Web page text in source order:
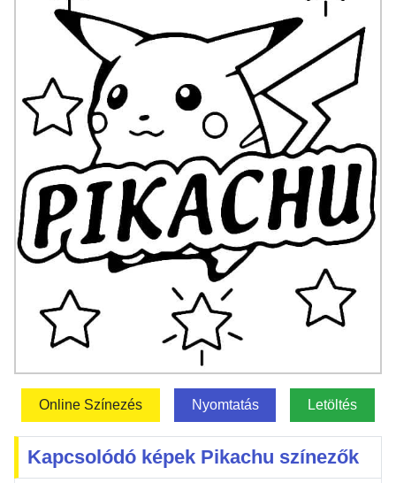
Online Színezés Nyomtatás Letöltés
Kapcsolódó képek Pikachu színezők